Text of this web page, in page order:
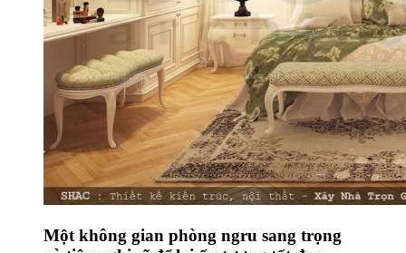
Một không gian phòng ngru sang trọng